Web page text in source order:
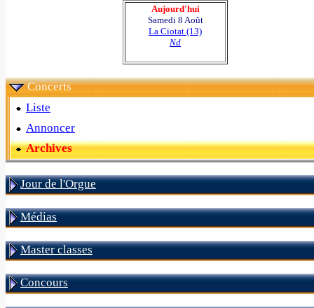
Aujourd'hui
Samedi 8 Août
La Ciotat (13)
Nd
Concerts
Liste
Annoncer
Archives
Jour de l'Orgue
Médias
Master classes
Concours